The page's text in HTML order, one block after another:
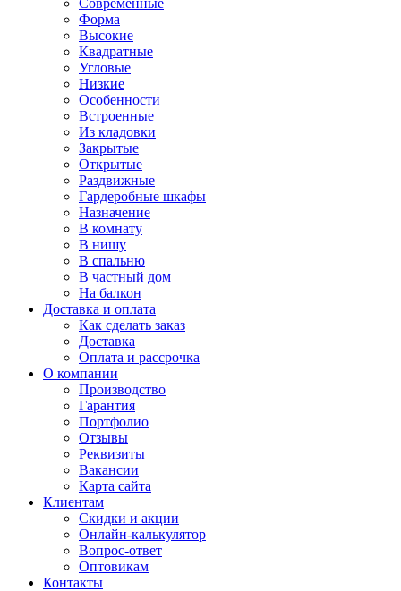
Современные
Форма
Высокие
Квадратные
Угловые
Низкие
Особенности
Встроенные
Из кладовки
Закрытые
Открытые
Раздвижные
Гардеробные шкафы
Назначение
В комнату
В нишу
В спальню
В частный дом
На балкон
Доставка и оплата
Как сделать заказ
Доставка
Оплата и рассрочка
О компании
Производство
Гарантия
Портфолио
Отзывы
Реквизиты
Вакансии
Карта сайта
Клиентам
Скидки и акции
Онлайн-калькулятор
Вопрос-ответ
Оптовикам
Контакты